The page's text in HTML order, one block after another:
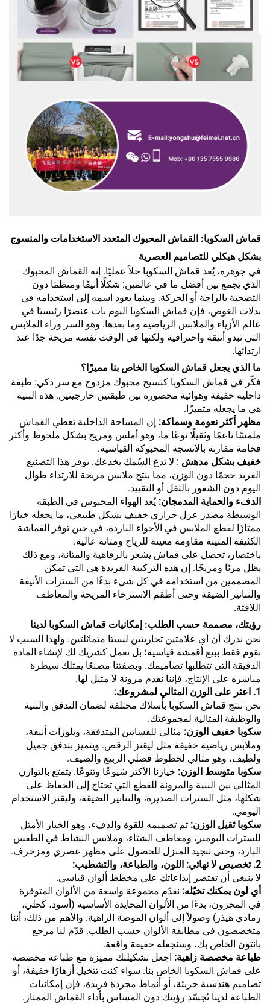
قماش السكوبا: القماش المحبوك المتعدد الاستخدامات والمنسوج
بشكل هيكلي للتصاميم العصرية
في جوهره، يُعد قماش السكوبا حلاً عمليًا. إنه القماش المحبوك
الذي يجمع بين أفضل ما في عالمين: شكلًا أنيقًا ومنظمًا دون
التضحية بالراحة أو الحركة. وبينما يعود اسمه إلى استخدامه في
بدلات الغوص، فإن قماش السكوبا اليوم بات عنصرًا رئيسيًا في
عالم الأزياء والملابس الرياضية وما بعدها. وهو السر وراء الملابس
التي تبدو أنيقة واحترافية ولكنها في الوقت نفسه مريحة جدًا عند
ارتدائها.
ما الذي يجعل قماش السكوبا الخاص بنا مميزًا؟
فكّر في قماش السكوبا كنسيج محبوك مزدوج مع سر ذكي: طبقة
داخلية خفيفة وهوائية محصورة بين طبقتين خارجيتين. هذه البنية
هي ما يجعله متميزًا.
مظهر أكثر نعومة وسماكة: إن المساحة الداخلية تعطي القماش
ملمسًا ناعمًا وثقيلًا نوعًا ما، وهو أملس ومريح بشكل ملحوظ وأكثر
فخامة مقارنة بالأنسجة المحبوكة القياسية.
خفيف بشكل مدهش : لا تدع السُمك يخدعك. يوفر هذا التصنيع
الفريد حجمًا دون الوزن، مما ينتج ملابس مريحة للارتداء طوال
اليوم دون الشعور بالثقل أو التقييد.
الدفء والحماية المدمجان:يُعد الهواء المحبوس في الطبقة
الوسيطة مصدر عزل حراري خفيف بشكل طبيعي، ما يجعله خيارًا
ممتازًا لقطع الملابس في الأجواء الباردة، في حين توفر القماشة
الكثيفة المتينة مقاومة معينة للرياح ومتانة عالية.
باختصار، تحصل على قماش يشعر بالرفاهية والمتانة، ومع ذلك
يظل مرنًا ومريحًا. إن هذه التركيبة الفريدة هي التي تمكن
المصممين من استخدامه في كل شيء بدءًا من السترات الأنيقة
والتنانير الضيقة وحتى أطقم الاسترخاء المريحة والمعاطف
اللافتة.
رؤيتك، مصممة حسب الطلب: إمكانيات قماش السكوبا لدينا
نحن ندرك أن أي علامتين تجاريتين ليستا متماثلتين. ولهذا السبب لا
نقوم فقط ببيع أقمشة قياسية؛ بل نعمل كشريك لك لإنشاء المادة
الدقيقة التي تتطلبها تصاميمك. وبصفتنا مصنعًا يمتلك سيطرة
مباشرة على الإنتاج، فإننا نقدم مرونة لا مثيل لها.
1. اعثر على الوزن المثالي لمشروعك:
نحن ننتج قماش السكوبا بأسلاك مختلفة لضمان التدفق والبنية
والوظيفة المثالية لمجموعتك.
سكوبا خفيف الوزن: مثالي للفساتين المتدفقة، وبلوزات أنيقة،
وملابس رياضية خفيفة مثل ليقنز الرقص. ويتميز بتدفق جميل
ولطيف، وهو مثالي لخطوط فصلي الربيع والصيف.
سكوبا متوسط الوزن: خيارنا الأكثر شيوعًا وتنوعًا. يتمتع بالتوازن
المثالي بين البنية والمرونة للقطع التي تحتاج إلى الحفاظ على
شكلها، مثل السترات الصديرة، والتنانير الضيقة، وليقنز الاستخدام
اليومي.
سكوبا ثقيل الوزن: تم تصميمه للقوة والدفء، وهو الخيار الأمثل
للسترات البومبر، ومعاطف الشتاء، وملابس النشاط في الطقس
البارد، وحتى تنجيد المنزل للحصول على مظهر عصري ومزخرف.
2. تخصيص لا نهائي: اللون، والطباعة، والتشطيب:
لا ينبغي أن تقتصر إبداعاتك على مخطط ألوان قياسي.
أي لون يمكنك تخيّله: نقدّم مجموعة واسعة من الألوان المتوفرة
في المخزون، بدءًا من الألوان المحايدة الأساسية (أسود، كحلي،
رمادي هيذر) وصولاً إلى ألوان الموضة الزاهية. والأهم من ذلك، أننا
متخصصون في مطابقة الألوان حسب الطلب. قدّم لنا مرجع
بانتون الخاص بك، وسنجعله حقيقة واقعة.
طباعة مخصصة زاهية: اجعل تشكيلتك مميزة مع طباعة مخصصة
على قماش السكوبا الخاص بنا. سواء كنت تتخيل أزهارًا خفيفة، أو
تصاميم هندسية جريئة، أو أنماط مجردة فريدة، فإن إمكانيات
الطباعة لدينا تُجسّد رؤيتك دون المساس بأداء القماش الممتاز.